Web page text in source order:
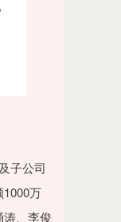
子公司
万
、李俊